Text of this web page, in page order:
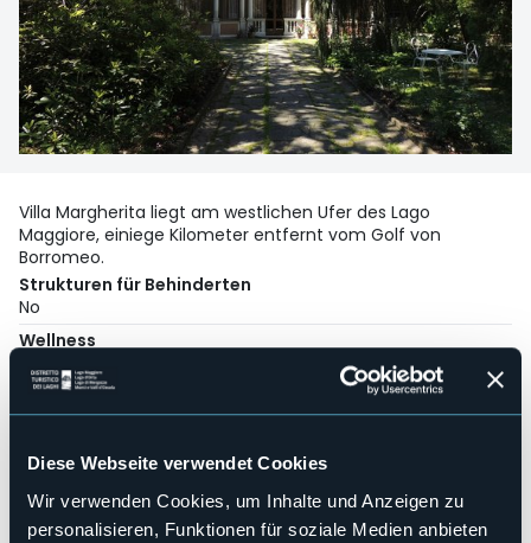
Diese Webseite verwendet Cookies
Wir verwenden Cookies, um Inhalte und Anzeigen zu
personalisieren, Funktionen für soziale Medien anbieten
Villa Margherita liegt am westlichen Ufer des Lago
Maggiore, einiege Kilometer entfernt vom Golf von
Borromeo.
Strukturen für Behinderten
No
Wellness
Kongresshalle
No
Hallenbad
No
Haustiere erlaubt
No